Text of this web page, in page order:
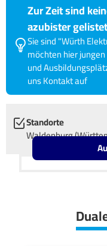
Zur Zeit sind
azubister
Sie sind "Würth
möchten hier
und
uns Kontakt auf
Standorte
Waldenburg